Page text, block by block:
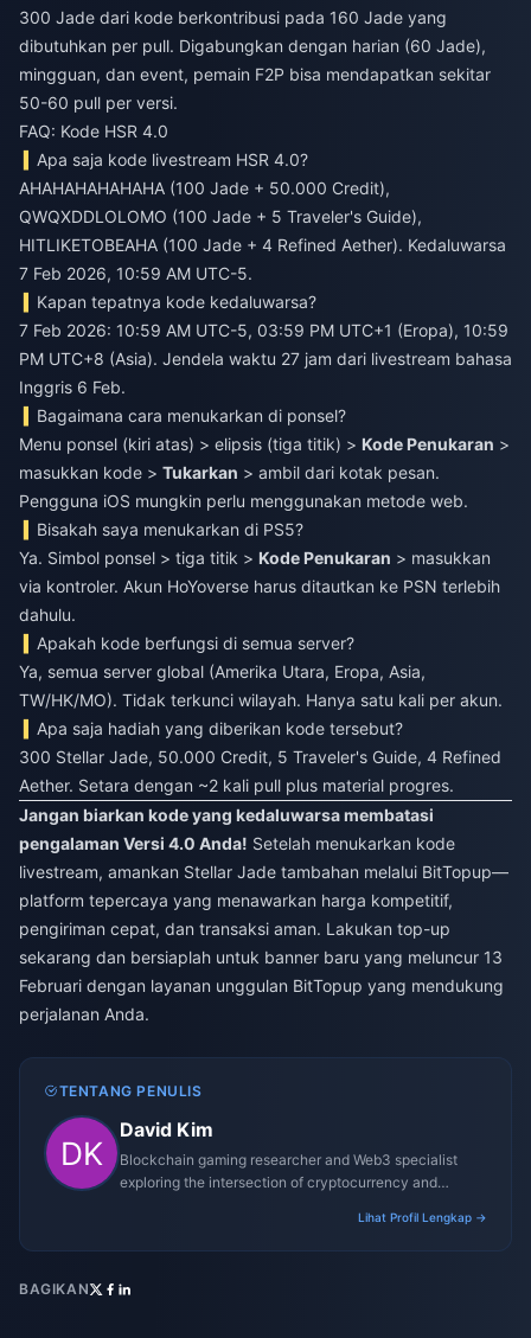
300 Jade dari kode berkontribusi pada 160 Jade yang
dibutuhkan per pull. Digabungkan dengan harian (60 Jade),
mingguan, dan event, pemain F2P bisa mendapatkan sekitar
50-60 pull per versi.
FAQ: Kode HSR 4.0
Apa saja kode livestream HSR 4.0?
AHAHAHAHAHAHA (100 Jade + 50.000 Credit),
QWQXDDLOLOMO (100 Jade + 5 Traveler's Guide),
HITLIKETOBEAHA (100 Jade + 4 Refined Aether). Kedaluwarsa
7 Feb 2026, 10:59 AM UTC-5.
Kapan tepatnya kode kedaluwarsa?
7 Feb 2026: 10:59 AM UTC-5, 03:59 PM UTC+1 (Eropa), 10:59
PM UTC+8 (Asia). Jendela waktu 27 jam dari livestream bahasa
Inggris 6 Feb.
Bagaimana cara menukarkan di ponsel?
Menu ponsel (kiri atas) > elipsis (tiga titik) > Kode Penukaran >
masukkan kode > Tukarkan > ambil dari kotak pesan.
Pengguna iOS mungkin perlu menggunakan metode web.
Bisakah saya menukarkan di PS5?
Ya. Simbol ponsel > tiga titik > Kode Penukaran > masukkan
via kontroler. Akun HoYoverse harus ditautkan ke PSN terlebih
dahulu.
Apakah kode berfungsi di semua server?
Ya, semua server global (Amerika Utara, Eropa, Asia,
TW/HK/MO). Tidak terkunci wilayah. Hanya satu kali per akun.
Apa saja hadiah yang diberikan kode tersebut?
300 Stellar Jade, 50.000 Credit, 5 Traveler's Guide, 4 Refined
Aether. Setara dengan ~2 kali pull plus material progres.
Jangan biarkan kode yang kedaluwarsa membatasi
pengalaman Versi 4.0 Anda! Setelah menukarkan kode
livestream, amankan Stellar Jade tambahan melalui BitTopup—
platform tepercaya yang menawarkan harga kompetitif,
pengiriman cepat, dan transaksi aman. Lakukan top-up
sekarang dan bersiaplah untuk banner baru yang meluncur 13
Februari dengan layanan unggulan BitTopup yang mendukung
perjalanan Anda.
TENTANG PENULIS
David Kim
Blockchain gaming researcher and Web3 specialist
exploring the intersection of cryptocurrency and
Lihat Profil Lengkap →
BAGIKAN